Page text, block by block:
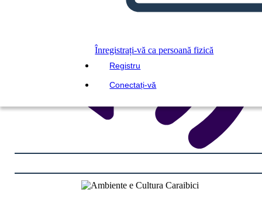
Înregistrați-vă ca persoană fizică
Registru
Conectați-vă